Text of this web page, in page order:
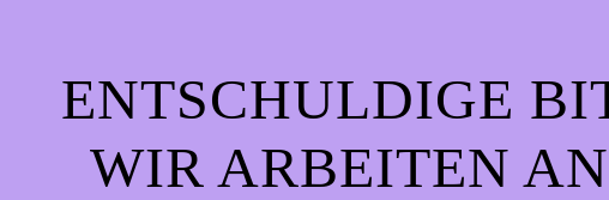
ENTSCHULDIGE
WIR ARBEITEN AN